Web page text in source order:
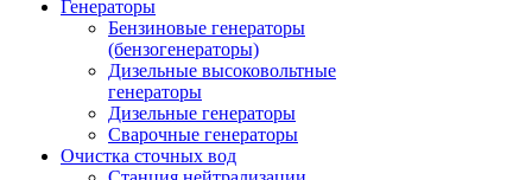
Генераторы
Бензиновые генераторы
(бензогенераторы)
Дизельные высоковольтные
генераторы
Дизельные генераторы
Сварочные генераторы
Очистка сточных вод